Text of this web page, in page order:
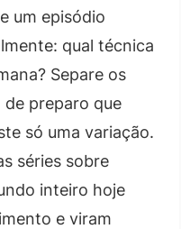
um episódio
qual técnica
Separe os
de preparo que
só uma variação.
séries sobre
inteiro hoje
e viram